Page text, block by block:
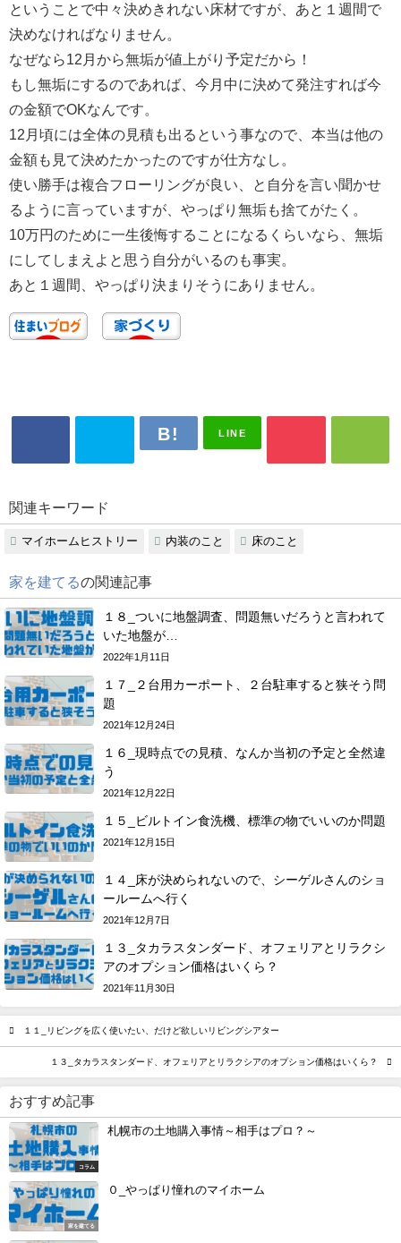
ということで中々決めきれない床材ですが、あと１週間で
決めなければなりません。
なぜなら12月から無垢が値上がり予定だから！
もし無垢にするのであれば、今月中に決めて発注すれば今
の金額でOKなんです。
12月頃には全体の見積も出るという事なので、本当は他の
金額も見て決めたかったのですが仕方なし。
使い勝手は複合フローリングが良い、と自分を言い聞かせ
るように言っていますが、やっぱり無垢も捨てがたく。
10万円のために一生後悔することになるくらいなら、無垢
にしてしまえよと思う自分がいるのも事実。
あと１週間、やっぱり決まりそうにありません。
LINE
関連キーワード
マイホームヒストリー 内装のこと 床のこと
家を建てるの関連記事
１８_ついに地盤調査、問題無いだろうと言われて
いた地盤が…
2022年1月11日
１７_２台用カーポート、２台駐車すると狭そう問
題
2021年12月24日
１６_現時点での見積、なんか当初の予定と全然違
う
2021年12月22日
１５_ビルトイン食洗機、標準の物でいいのか問題
2021年12月15日
１４_床が決められないので、シーゲルさんのショ
ールームへ行く
2021年12月7日
１３_タカラスタンダード、オフェリアとリラクシ
アのオプション価格はいくら？
2021年11月30日
１１_リビングを広く使いたい、だけど欲しいリビングシアター
１３_タカラスタンダード、オフェリアとリラクシアのオプション価格はいくら？
おすすめ記事
コラム
札幌市の土地購入事情～相手はプロ？～
家を建てる
０_やっぱり憧れのマイホーム